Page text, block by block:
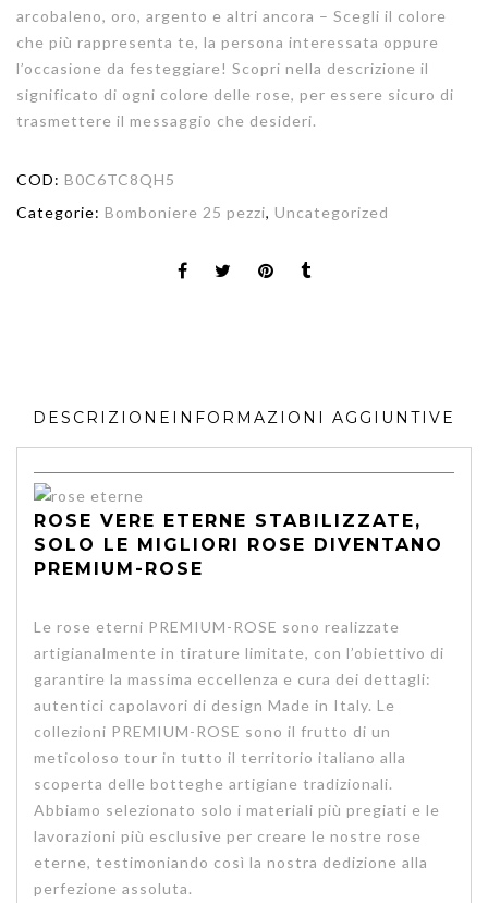
arcobaleno, oro, argento e altri ancora – Scegli il colore
che più rappresenta te, la persona interessata oppure
l’occasione da festeggiare! Scopri nella descrizione il
significato di ogni colore delle rose, per essere sicuro di
trasmettere il messaggio che desideri.
COD: B0C6TC8QH5
Categorie: Bomboniere 25 pezzi, Uncategorized
DESCRIZIONE INFORMAZIONI AGGIUNTIVE
ROSE VERE ETERNE STABILIZZATE,
SOLO LE MIGLIORI ROSE DIVENTANO
PREMIUM-ROSE
Le rose eterni PREMIUM-ROSE sono realizzate
artigianalmente in tirature limitate, con l’obiettivo di
garantire la massima eccellenza e cura dei dettagli:
autentici capolavori di design Made in Italy. Le
collezioni PREMIUM-ROSE sono il frutto di un
meticoloso tour in tutto il territorio italiano alla
scoperta delle botteghe artigiane tradizionali.
Abbiamo selezionato solo i materiali più pregiati e le
lavorazioni più esclusive per creare le nostre rose
eterne, testimoniando così la nostra dedizione alla
perfezione assoluta.